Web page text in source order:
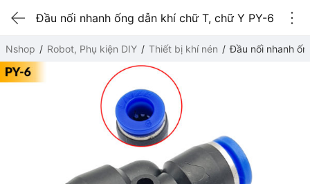
Đầu nối nhanh ống dẫn khí chữ T, chữ Y PY-6
Nshop Robot, Phụ kiện DIY Thiết bị khí nén Đầu nối nhanh